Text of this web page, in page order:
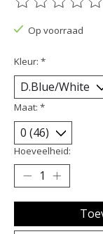
De beoordeling
Op voorraad
Kleur: *
Maat: *
Hoeveelheid: